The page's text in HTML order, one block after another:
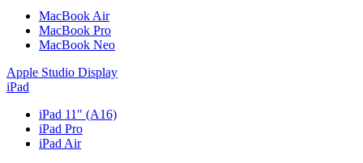
MacBook Air
MacBook Pro
MacBook Neo
Apple Studio Display
iPad
iPad 11" (A16)
iPad Pro
iPad Air